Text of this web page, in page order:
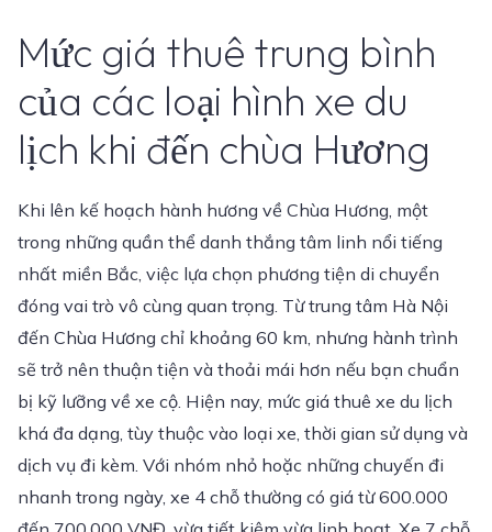
Mức giá thuê trung bình
của các loại hình xe du
lịch khi đến chùa Hương
Khi lên kế hoạch hành hương về Chùa Hương, một
trong những quần thể danh thắng tâm linh nổi tiếng
nhất miền Bắc, việc lựa chọn phương tiện di chuyển
đóng vai trò vô cùng quan trọng. Từ trung tâm Hà Nội
đến Chùa Hương chỉ khoảng 60 km, nhưng hành trình
sẽ trở nên thuận tiện và thoải mái hơn nếu bạn chuẩn
bị kỹ lưỡng về xe cộ. Hiện nay, mức giá thuê xe du lịch
khá đa dạng, tùy thuộc vào loại xe, thời gian sử dụng và
dịch vụ đi kèm. Với nhóm nhỏ hoặc những chuyến đi
nhanh trong ngày, xe 4 chỗ thường có giá từ 600.000